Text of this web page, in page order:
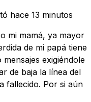
hace 13 minutos
mi mamá, ya mayor
de mi papá tiene
exigiéndole
de baja la línea del
fallecido. Por si aún